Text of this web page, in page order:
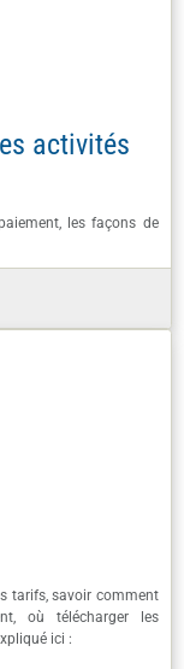
activités
les façons de
tarifs, savoir comment
où télécharger les
ici :